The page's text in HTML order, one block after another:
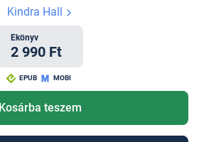
Kindra Hall
Ekönyv
2 990 Ft
EPUB MOBI
Kosárba teszem